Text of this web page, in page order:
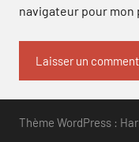
navigateur pour mon
Thème WordPress :